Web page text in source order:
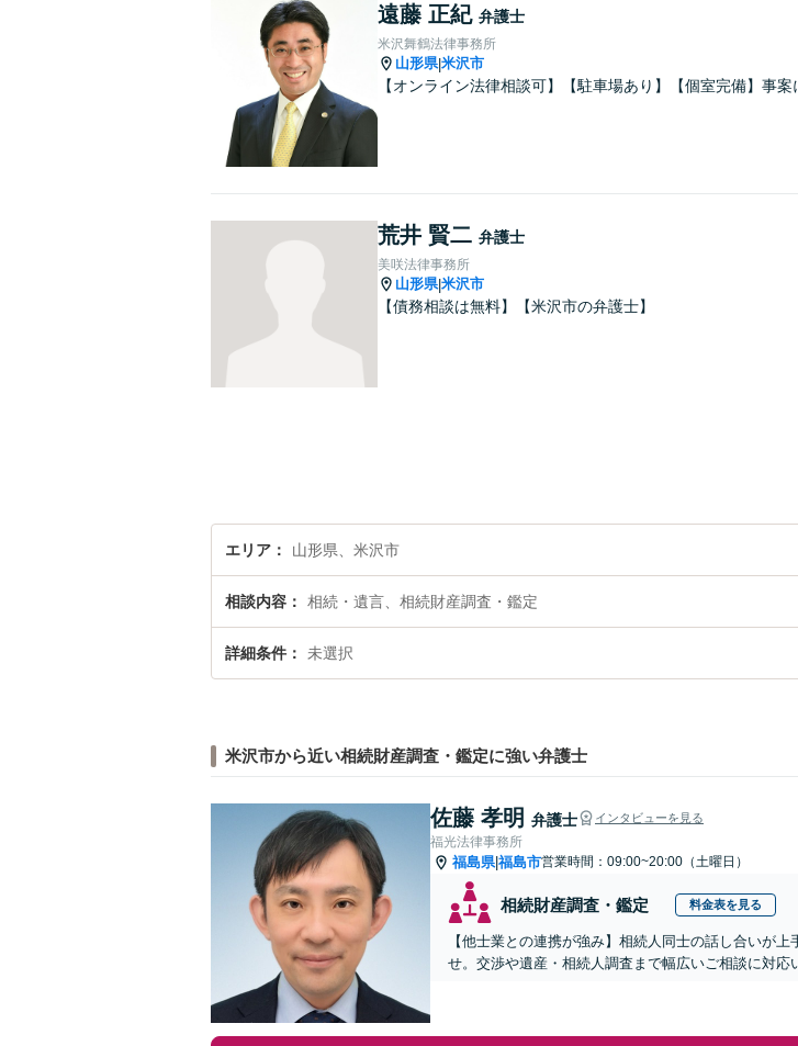
遠藤 正紀 弁護士
米沢舞鶴法律事務所
山形県|米沢市
【オンライン法律相談可】【駐車場あり】【個室完備】事
荒井 賢二 弁護士
美咲法律事務所
山形県|米沢市
【債務相談は無料】【米沢市の弁護士】
エリア 山形県、米沢市
相談内容 相続・遺言、相続財産調査・鑑定
詳細条件 未選択
米沢市から近い相続財産調査・鑑定に強い弁護士
佐藤 孝明 弁護士 インタビューを見る
福光法律事務所
福島県|福島市営業時間：09:00~20:00（土曜日）
相続財産調査・鑑定 料金表を見る
【他士業との連携が強み】相続人同士の話し合いが
せ。交渉や遺産・相続人調査まで幅広いご相談に対応